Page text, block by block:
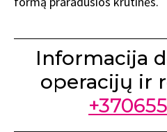
Informacija
operacijų ir